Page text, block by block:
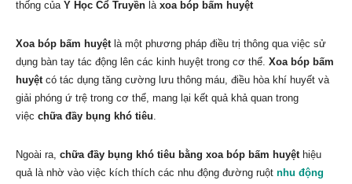
thống của Y Học Cổ Truyền là xoa bóp bấm huyệt
Xoa bóp bấm huyệtlà một phương pháp điều trị thông qua việc sử
dụng bàn tay tác động lên các kinh huyệt trong cơ thể. Xoa bóp bấm
huyệtcó tác dụng tăng cường lưu thông máu, điều hòa khí huyết và
giải phóng ứ trệ trong cơ thể, mang lại kết quả khả quan trong
việc chữa đầy bụng khó tiêu.
Ngoài ra, chữa đầy bụng khó tiêu bằng xoa bóp bấm huyệthiệu
quả là nhờ vào việc kích thích các nhu động đường ruột nhu động